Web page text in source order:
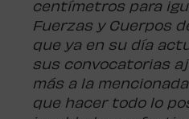
centímetros para
Fuerzas y Cuerpos
que ya en su día
sus convocatorias
más a la
que hacer todo lo